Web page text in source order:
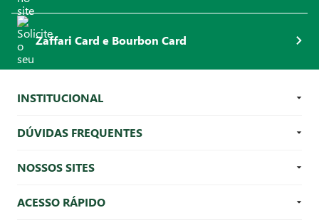
Zaffari Card e Bourbon Card
INSTITUCIONAL
DÚVIDAS FREQUENTES
NOSSOS SITES
ACESSO RÁPIDO